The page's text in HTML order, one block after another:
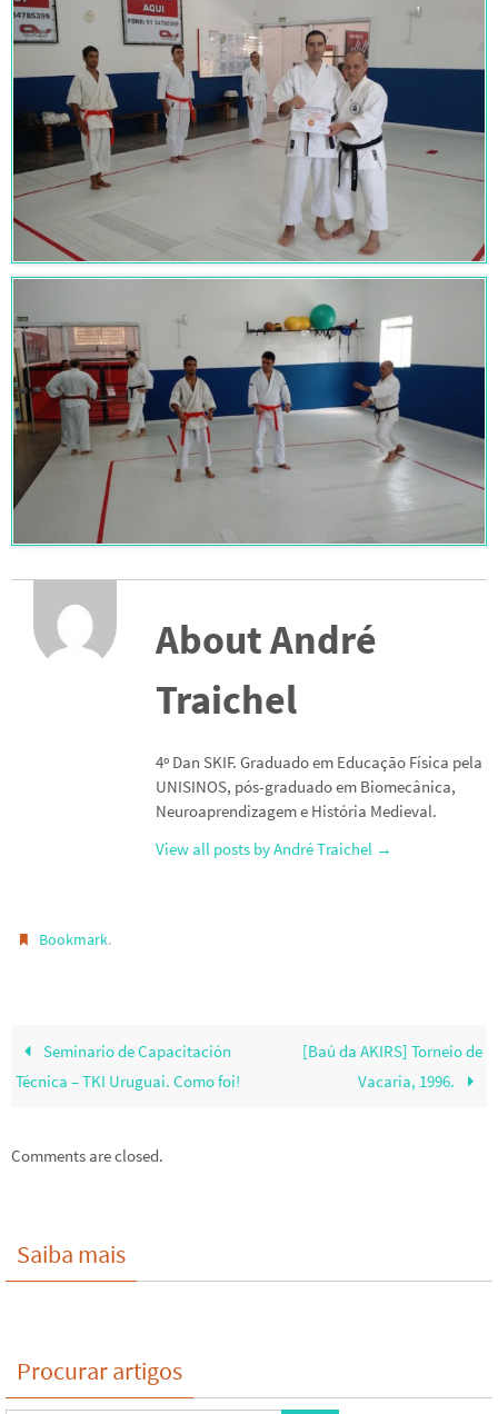
About André
Traichel
4º Dan SKIF. Graduado em Educação Física pela
UNISINOS, pós-graduado em Biomecânica,
Neuroaprendizagem e História Medieval.
View all posts by André Traichel →
Bookmark.
Seminario de Capacitación
Técnica – TKI Uruguai. Como foi!
[Baú da AKIRS] Torneio de
Vacaria, 1996.
Comments are closed.
Saiba mais
Procurar artigos